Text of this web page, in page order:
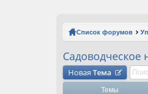
и
Список форумов
Садоводческое
Новая Тема
Темы